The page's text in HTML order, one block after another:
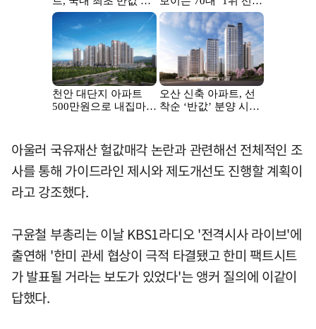
아울러 국유재산 헐값매각 논란과 관련해선 전체적인 조
사를 통해 가이드라인 제시와 제도개선도 진행할 계획이
라고 강조했다.
구윤철 부총리는 이날 KBS1라디오 '전격시사 라이브'에
출연해 '한미 관세 협상이 극적 타결됐고 한미 팩트시트
가 발표될 거라는 보도가 있었다'는 앵커 질의에 이같이
답했다.